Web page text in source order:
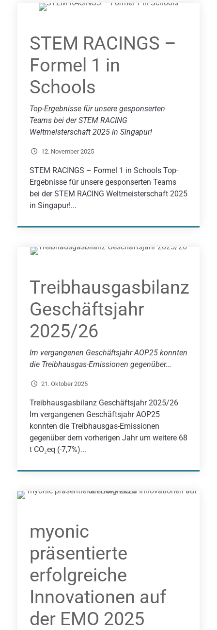
STEM RACINGS –
Formel 1 in
Schools
Top-Ergebnisse für unsere gesponserten
Teams bei der STEM RACING
Weltmeisterschaft 2025 in Singapur!
12. November 2025
STEM RACINGS – Formel 1 in Schools Top-
Ergebnisse für unsere gesponserten Teams
bei der STEM RACING Weltmeisterschaft 2025
in Singapur!...
Treibhausgasbilanz
Geschäftsjahr
2025/26
Im vergangenen Geschäftsjahr AOP25 konnten
die Treibhausgas-Emissionen gegenüber...
21. Oktober 2025
Treibhausgasbilanz Geschäftsjahr 2025/26
Im vergangenen Geschäftsjahr AOP25
konnten die Treibhausgas-Emissionen
gegenüber dem vorherigen Jahr um weitere 68
t CO₂eq (-7,7%)...
myonic
präsentierte
erfolgreiche
Innovationen auf
der EMO 2025